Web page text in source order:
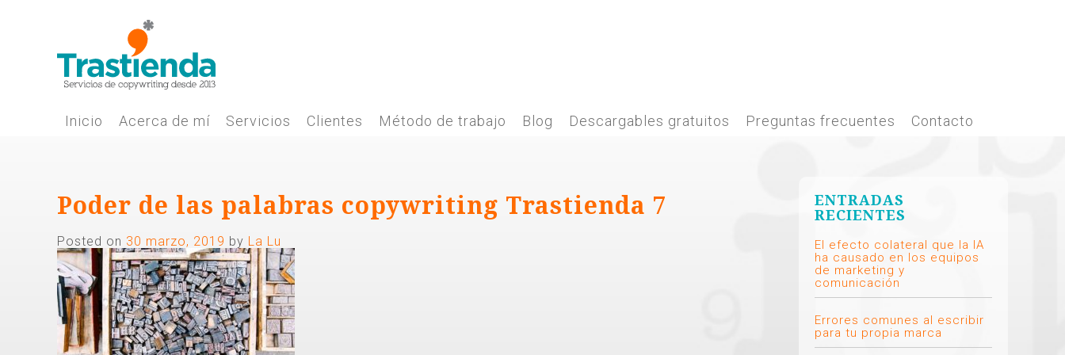
Inicio Acerca de mí Servicios Clientes Método de trabajo Blog Descargables gratuitos Preguntas frecuentes Contacto
Poder de las palabras copywriting Trastienda 7
Posted on 30 marzo, 2019 by La Lu
ENTRADAS
RECIENTES
El efecto colateral que la IA
ha causado en los equipos
de marketing y
comunicación
Errores comunes al escribir
para tu propia marca